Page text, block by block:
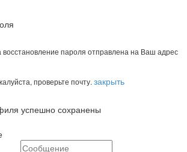
пароля отправлена на Ваш адрес
проверьте почту. закрыть
успешно сохранены